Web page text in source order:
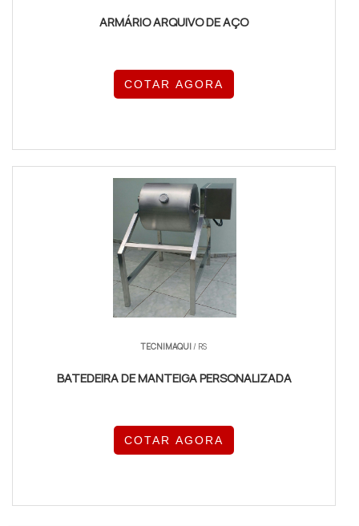
ARMÁRIO ARQUIVO DE AÇO
COTAR AGORA
TECNIMAQUI/ RS
BATEDEIRA DE MANTEIGA PERSONALIZADA
COTAR AGORA